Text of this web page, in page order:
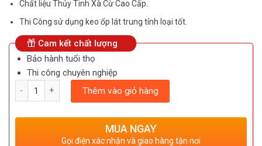
Chất liệu Thủy Tinh Xà Cừ Cao Cấp.
Thi Công sử dụng keo ốp lát trung tính loại tốt.
Cam kết chất lượng
Bảo hành tuổi thọ
Thi công chuyên nghiệp
Thêm vào giỏ hàng
MUA NGAY
Gọi điện xác nhận và giao hàng tận nơi